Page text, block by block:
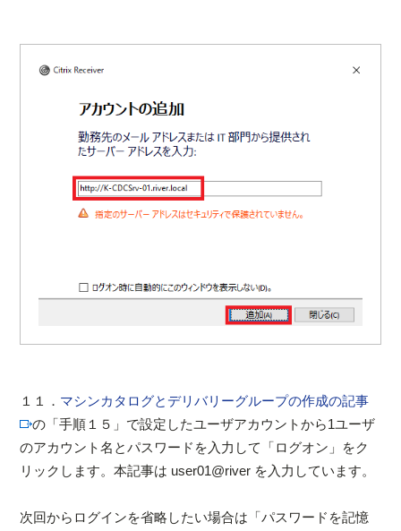
１１． マシンカタログとデリバリーグループの作成の記事
の「手順１５」で設定したユーザアカウントから1ユーザ
のアカウント名とパスワードを入力して「ログオン」をク
リックします。本記事は user01@river を入力しています。
次回からログインを省略したい場合は「パスワードを記憶